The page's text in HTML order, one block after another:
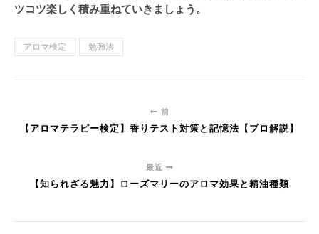
ツコツ楽しく積み重ねていきましょう。
アロマ検定 勉強法
前
【アロマテラピー検定】香りテスト対策と記憶法【プロ解説】
最近
【知られざる魅力】ローズマリーのアロマ効果と精油種類